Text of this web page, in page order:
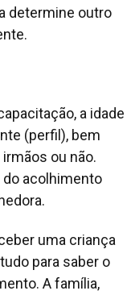
determine outro
a idade
(perfil), bem
ou não.
acolhimento
uma criança
para saber o
A família,